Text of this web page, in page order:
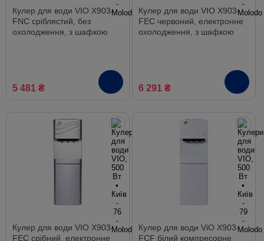
Кулер для води VIO X903-
FNC сріблястий, без
охолодження, з шафкою
5 481 ₴
Кулер для води VIO X903-
FEC червоний, електронне
охолодження, з шафкою
6 291 ₴
Кулер для води VIO X903-
FEC срібний, електронне
Кулер для води ViO X903-
FCF білий компресорне